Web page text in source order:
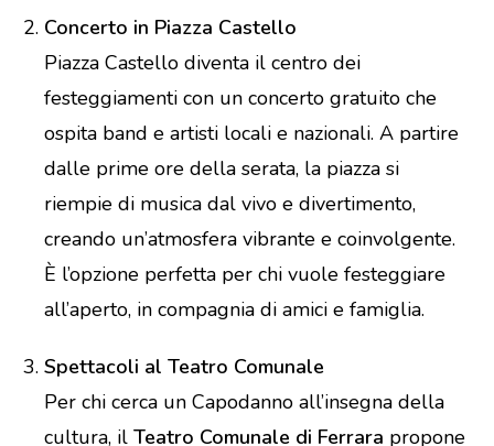
Concerto in Piazza Castello
Piazza Castello diventa il centro dei
festeggiamenti con un concerto gratuito che
ospita band e artisti locali e nazionali. A partire
dalle prime ore della serata, la piazza si
riempie di musica dal vivo e divertimento,
creando un’atmosfera vibrante e coinvolgente.
È l’opzione perfetta per chi vuole festeggiare
all’aperto, in compagnia di amici e famiglia.
Spettacoli al Teatro Comunale
Per chi cerca un Capodanno all’insegna della
cultura, il Teatro Comunale di Ferrara propone